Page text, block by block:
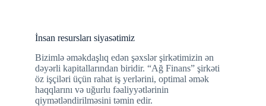
İnsan resursları siyasətimiz
Bizimlə əməkdaşlıq edən şəxslər şirkətimizin ən
dəyərli kapitallarından biridir. “Ağ Finans” şirkəti
öz işçiləri üçün rahat iş yerlərini, optimal əmək
haqqlarını və uğurlu fəaliyyətlərinin
qiymətləndirilməsini təmin edir.